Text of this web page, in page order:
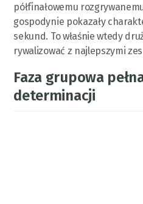
półfinałowemu
gospodynie pokazały
sekund. To właśnie wtedy
rywalizować z najlepszymi
Faza grupowa
determinacji